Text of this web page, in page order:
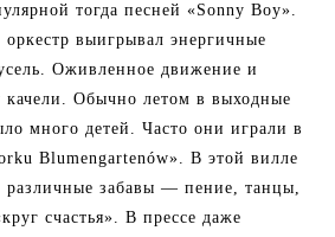
тогда песней «Sonny Boy».
выигрывал энергичные
Оживленное движение и
качели. Обычно летом в выходные
много детей. Часто они играли в
Blumengartenów». В этой вилле
различные забавы — пение, танцы,
счастья». В прессе даже